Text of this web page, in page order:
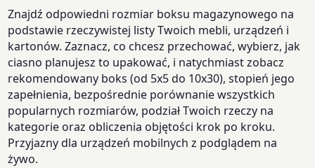
Znajdź odpowiedni rozmiar boksu magazynowego na
podstawie rzeczywistej listy Twoich mebli, urządzeń i
kartonów. Zaznacz, co chcesz przechować, wybierz, jak
ciasno planujesz to upakować, i natychmiast zobacz
rekomendowany boks (od 5x5 do 10x30), stopień jego
zapełnienia, bezpośrednie porównanie wszystkich
popularnych rozmiarów, podział Twoich rzeczy na
kategorie oraz obliczenia objętości krok po kroku.
Przyjazny dla urządzeń mobilnych z podglądem na
żywo.